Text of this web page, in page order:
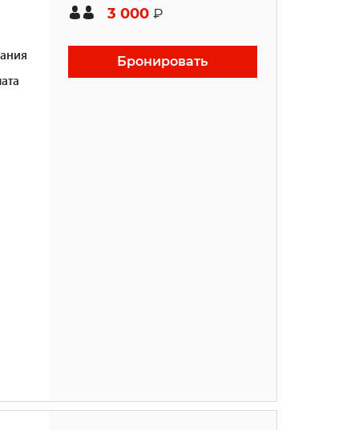
3 000 ₽
Бронировать